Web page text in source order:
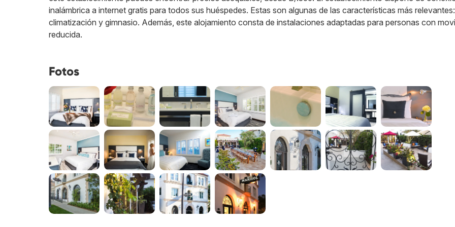
inalámbrica a internet gratis para todos sus huéspedes. Estas son algunas de las características más relevantes:
climatización y gimnasio. Además, este alojamiento consta de instalaciones adaptadas para personas con
reducida.
Fotos